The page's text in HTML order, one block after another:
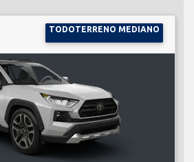
TODOTERRENO MEDIANO